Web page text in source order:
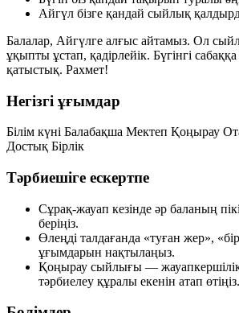
Айгүл бізге қандай сыйлық
Балалар, Айгүлге алғыс айтамыз. Ол
ұқыпты ұстап, қадірлейік. Бүгінгі сабаққа
қатыстық. Рахмет!
Негізгі ұғымдар
Білім күні Балабақша Мектеп Қоңырау
Достық Бірлік
Тәрбиешіге ескертпе
Сұрақ-жауап кезінде әр баланың
беріңіз.
Өлеңді талдағанда «туған жер»,
ұғымдарын нақтылаңыз.
Қоңырау сыйлығы —
тәрбиелеу құралы екенін атап өтіңіз.